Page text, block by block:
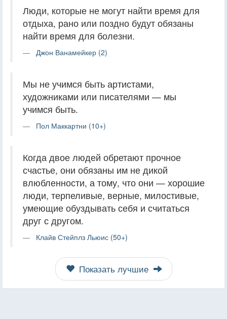
Люди, которые не могут найти время для
отдыха, рано или поздно будут обязаны
найти время для болезни.
Джон Ванамейкер (2)
Мы не учимся быть артистами,
художниками или писателями — мы
учимся быть.
Пол Маккартни (10+)
Когда двое людей обретают прочное
счастье, они обязаны им не дикой
влюбленности, а тому, что они — хорошие
люди, терпеливые, верные, милостивые,
умеющие обуздывать себя и считаться
друг с другом.
Клайв Стейплз Льюис (50+)
Показать лучшие